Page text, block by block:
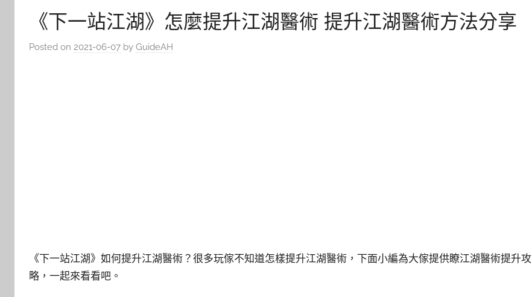
《下一站江湖》怎麼提升江湖醫術 提升江湖醫術方法分享
Posted on 2021-06-07 by GuideAH
《下一站江湖》如何提升江湖醫術？很多玩傢不知道怎樣提升江湖醫術，下面小編為大傢提供瞭江湖醫術提升攻
略，一起來看看吧。